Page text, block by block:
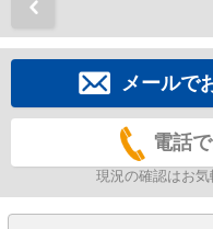
メールで
電話
現況の確認はお気